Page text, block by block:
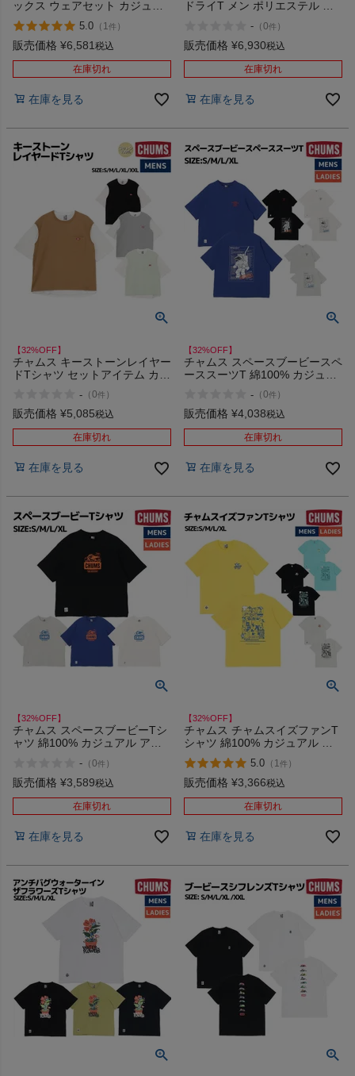
ックス ウェアセット カジュア
ル 半袖 シャツ ショートパンツ
上下セット ルームウェア パジ
ャマ CHUMS HOME Chillax
5.0 （ 1件 ）
販売価格 ¥6,581 税込
在庫切れ
在庫を見る
ドライT メン ポリエステル ス
ャツ 遮熱 Dry T Men x UV
- （0件 ）
販売価格 ¥6,930税込
在庫切れ
在庫を見る
【32%OFF】
チャムス キーストーンレイヤー
ドTシャツ セットアイテム カジ
袖 Tシャツ クルーネック プル
オーバー CHUMS Keystone
- （0件 ）
販売価格 ¥5,085税込
在庫切れ
在庫を見る
【32%OFF】
チャムス スペースブービースペ
ーススーツT 綿100% カジュア
ラスト プリント CHUMS
Space Booby Spacesuit T アウ
- （0件 ）
販売価格 ¥4,038税込
在庫切れ
在庫を見る
【32%OFF】
チャムス スペースブービーTシ
ャツ 綿100% カジュアル アウ
プリント CHUMS Space Booby
T-Shirt アウトレット セール
- （0件 ）
販売価格 ¥3,589税込
在庫切れ
在庫を見る
【32%OFF】
チャムス チャムスイズファンT
シャツ 綿100% カジュアル ア
ウトドア キャンプ ウェア 半袖
イラスト プリント レトロポッ
プ CHUMS アウトレット セー
5.0 （ 1件 ）
販売価格 ¥3,366税込
在庫切れ
在庫を見る